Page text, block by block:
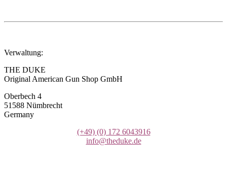
Verwaltung:
THE DUKE
Original American Gun Shop GmbH
Oberbech 4
51588 Nümbrecht
Germany
(+49) (0) 172 6043916
info@theduke.de